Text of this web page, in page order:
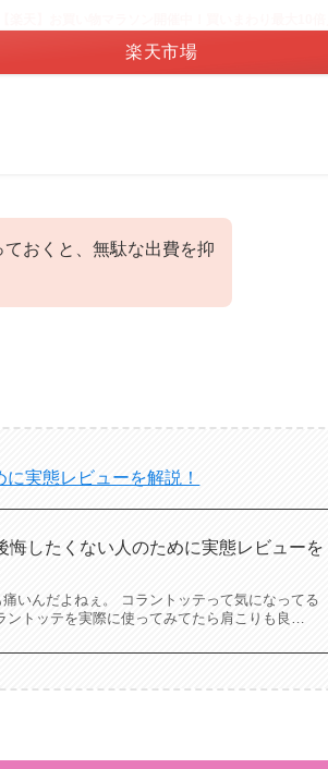
楽天市場
おくと、無駄な出費を抑
実態レビューを解説！
悔したくない人のために実態レビューを
いんだよねぇ。 コラントッテって気になってる
ントッテを実際に使ってみてたら肩こりも良…